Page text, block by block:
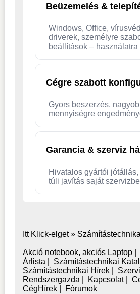
Beüzemelés &
Windows, Office,
driverek, személyre
beállítások – használatra
Cégre szabott
Gyors beszerzés,
mennyiségre
Garancia & szerviz
Hivatalos gyártói
túli javítás saját
Itt Klick-elget »
Akció notebook, akciós Laptop
Árlista
Számítástechnikai
Számítástechnikai Hírek
Rendszergazda
Kapcsolat|
CégHírek
Fórumok